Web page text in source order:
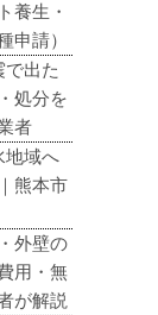
養生・
申請）
で出た
処分を
者
地域へ
熊本市
外壁の
用・無
が解説